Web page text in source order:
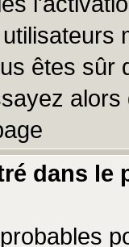
êtes sûr
dans le